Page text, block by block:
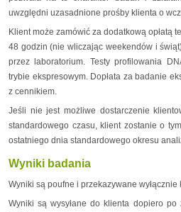
uwzględni uzasadnione prośby klienta o
Klient może zamówić za dodatkową opłatą
48 godzin (nie wliczając weekendów i
przez laboratorium. Testy profilowania
trybie ekspresowym. Dopłata za badanie
z cennikiem.
Jeśli nie jest możliwe dostarczenie
standardowego czasu, klient zostanie o
ostatniego dnia standardowego okresu
Wyniki badania
Wyniki są poufne i przekazywane wyłącznie
Wyniki są wysyłane do klienta dopiero po